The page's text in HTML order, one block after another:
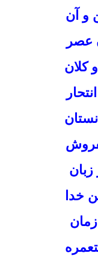
و آن
عصر
کلان
خدا